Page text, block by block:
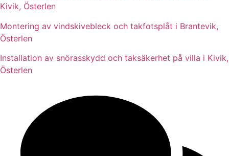
Kivik, Österlen
Montering av vindskivebleck och takfotsplåt i Brantevik,
Österlen
Installation av snörasskydd och taksäkerhet på villa i Kivik,
Österlen